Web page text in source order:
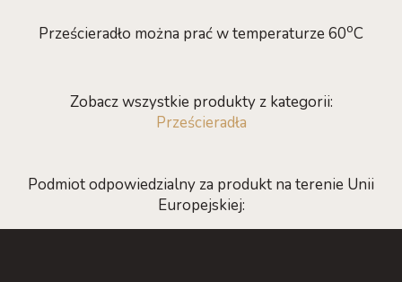
Prześcieradło można prać w temperaturze 60oC
Zobacz wszystkie produkty z kategorii:
Prześcieradła
Podmiot odpowiedzialny za produkt na terenie Unii
Europejskiej: